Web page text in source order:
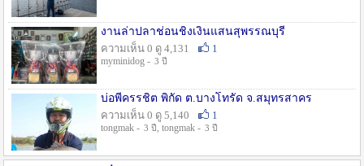
งานล่าปลาช่อนชิงเงินแสนสุพรรณบุรี
ความเห็น 0 ดู 4,131
1
myminidog - 3 ปี
บ่อพี่ครรชิต พิกัด ต.บางโทรัด จ.สมุทรสาคร
ความเห็น 0 ดู 5,140
1
tongmak - 3 ปี , tongmak - 3 ปี